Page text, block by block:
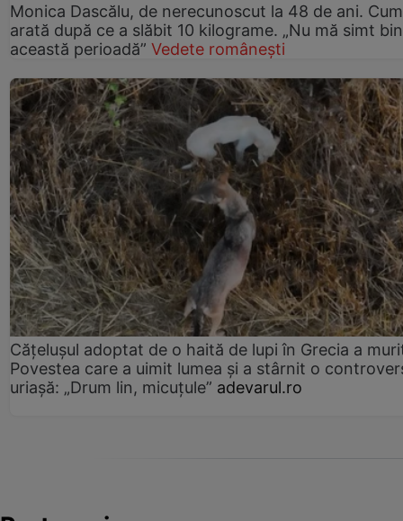
Monica Dascălu, de nerecunoscut la 48 de ani. Cum
arată după ce a slăbit 10 kilograme. „Nu mă simt
această perioadă” Vedete românești
Cățelușul adoptat de o haită de lupi în Grecia a
Povestea care a uimit lumea și a stârnit o
uriașă: „Drum lin, micuțule” adevarul.ro